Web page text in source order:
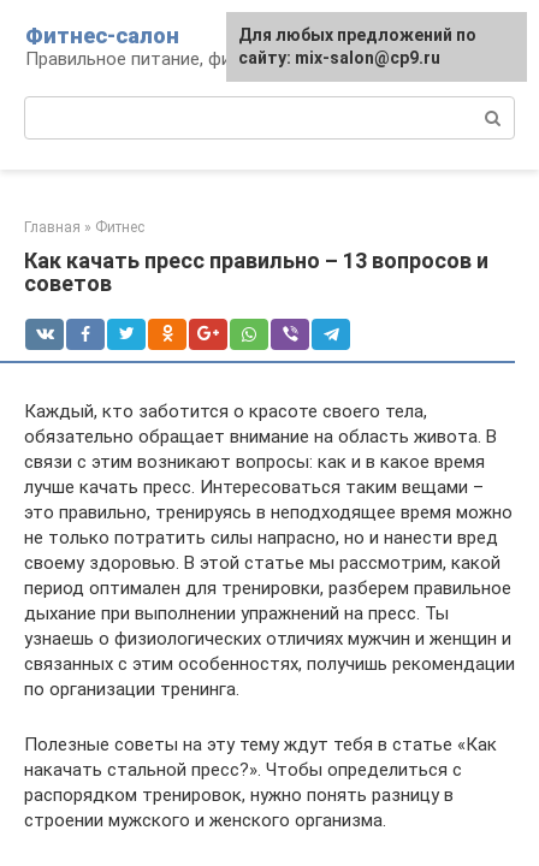
контенту
Фитнес-салон
Правильное питание, фитнес, образ жизни
Главная » Фитнес
Как качать пресс правильно – 13 вопросов и
советов
Каждый, кто заботится о красоте своего тела,
обязательно обращает внимание на область живота. В
связи с этим возникают вопросы: как и в какое время
лучше качать пресс. Интересоваться таким вещами –
это правильно, тренируясь в неподходящее время можно
не только потратить силы напрасно, но и нанести вред
своему здоровью. В этой статье мы рассмотрим, какой
период оптимален для тренировки, разберем правильное
дыхание при выполнении упражнений на пресс. Ты
узнаешь о физиологических отличиях мужчин и женщин и
связанных с этим особенностях, получишь рекомендации
по организации тренинга.
Полезные советы на эту тему ждут тебя в статье «Как
накачать стальной пресс?». Чтобы определиться с
распорядком тренировок, нужно понять разницу в
строении мужского и женского организма.
Для любых предложений по
сайту: mix-salon@cp9.ru